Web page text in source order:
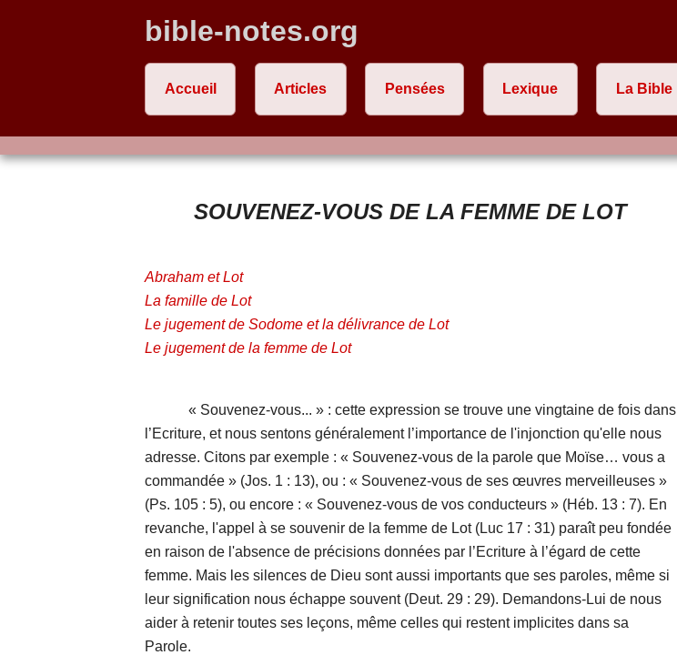
bible-notes.org
Accueil Articles Pensées Lexique La Bible
SOUVENEZ-VOUS DE LA FEMME DE LOT
Abraham et Lot
La famille de Lot
Le jugement de Sodome et la délivrance de Lot
Le jugement de la femme de Lot
« Souvenez-vous... » : cette expression se trouve une vingtaine de fois dans
l’Ecriture, et nous sentons généralement l’importance de l'injonction qu'elle nous
adresse. Citons par exemple : « Souvenez-vous de la parole que Moïse… vous a
commandée » (Jos. 1 : 13), ou : « Souvenez-vous de ses œuvres merveilleuses »
(Ps. 105 : 5), ou encore : « Souvenez-vous de vos conducteurs » (Héb. 13 : 7). En
revanche, l'appel à se souvenir de la femme de Lot (Luc 17 : 31) paraît peu fondée
en raison de l'absence de précisions données par l’Ecriture à l’égard de cette
femme. Mais les silences de Dieu sont aussi importants que ses paroles, même si
leur signification nous échappe souvent (Deut. 29 : 29). Demandons-Lui de nous
aider à retenir toutes ses leçons, même celles qui restent implicites dans sa
Parole.